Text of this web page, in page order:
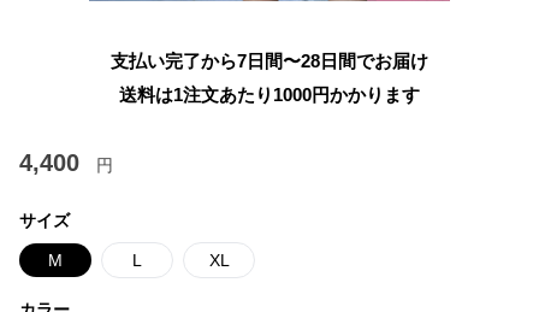
支払い完了から7日間〜28日間でお届け
送料は1注文あたり 1000円かかります
4,400 円
サイズ
M L XL